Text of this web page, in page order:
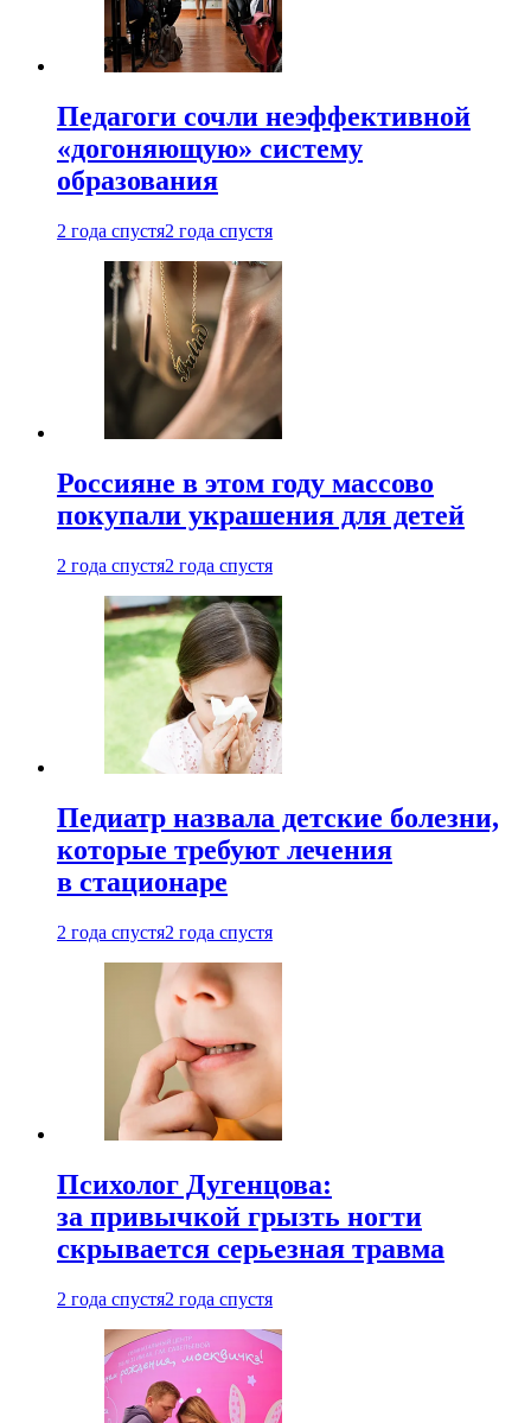
Педагоги сочли неэффективной
«догоняющую» систему
образования
2 года спустя2 года спустя
Россияне в этом году массово
покупали украшения для детей
2 года спустя2 года спустя
Педиатр назвала детские болезни,
которые требуют лечения
в стационаре
2 года спустя2 года спустя
Психолог Дугенцова:
за привычкой грызть ногти
скрывается серьезная травма
2 года спустя2 года спустя